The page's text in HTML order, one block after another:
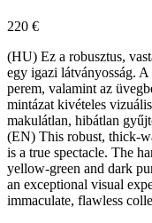
220 €
(HU) Ez a robusztus,
egy igazi látványosság.
perem, valamint az
mintázat kivételes
makulátlan, hibátlan
(EN) This robust, thick-
is a true spectacle. The
yellow-green and dark
an exceptional visual
immaculate, flawless